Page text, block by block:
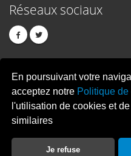
En poursuivant votre
acceptez notre Politique
l'utilisation de cookies et
similaires
Je refuse
Réseaux sociaux
PIXELCREATION